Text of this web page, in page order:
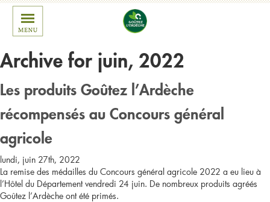
Archive for juin, 2022
Les produits Goûtez l’Ardèche
récompensés au Concours général
agricole
lundi, juin 27th, 2022
La remise des médailles du Concours général agricole 2022 a eu lieu à
l’Hôtel du Département vendredi 24 juin. De nombreux produits agréés
Goûtez l’Ardèche ont été primés.